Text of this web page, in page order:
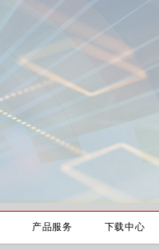
产品服务 下载中心